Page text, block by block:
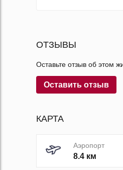
ОТЗЫВЫ
Оставьте отзыв об этом
Оставить отзыв
КАРТА
Аэропорт
8.4 км